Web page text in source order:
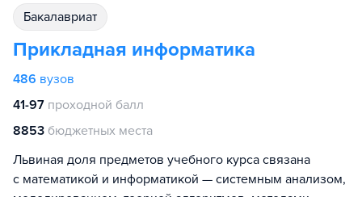
бакалавриат
Прикладная информатика
486 вузов
41-97 проходной балл
8853 бюджетных места
Львиная доля предметов учебного курса связана
с математикой и информатикой — системным анализом,